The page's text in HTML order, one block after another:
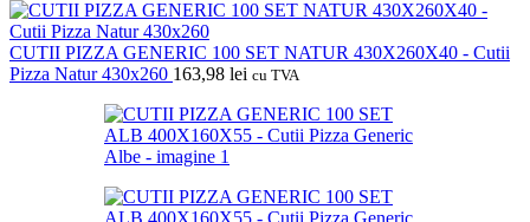
CUTII PIZZA GENERIC 100 SET NATUR 430X260X40 - Cutii
Pizza Natur 430x260 163,98 lei cu TVA